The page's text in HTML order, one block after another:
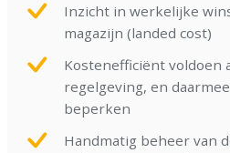
Inzicht in werkelijke
magazijn (landed cost)
Kostenefficiënt voldoen
regelgeving, en
beperken
Handmatig beheer van